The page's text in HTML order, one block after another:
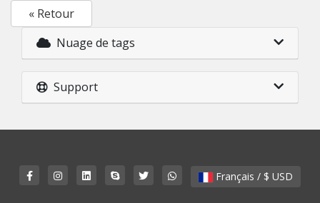
« Retour
Nuage de tags
Support
Français / $ USD